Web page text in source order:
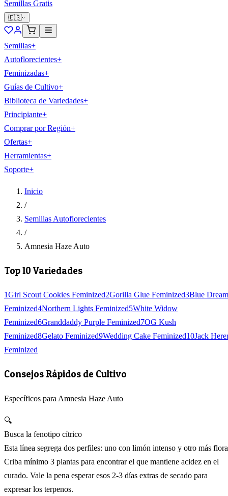
Semillas Gratis
🇪🇸
Semillas+
Autoflorecientes+
Feminizadas+
Guías de Cultivo+
Biblioteca de Variedades+
Principiante+
Comprar por Región+
Ofertas+
Herramientas+
Soporte+
Inicio
/
Semillas Autoflorecientes
/
Amnesia Haze Auto
Top 10 Variedades
1Girl Scout Cookies Feminized2Gorilla Glue Feminized3Blue Dream
Feminized4Northern Lights Feminized5White Widow
Feminized6Granddaddy Purple Feminized7OG Kush
Feminized8Gelato Feminized9Wedding Cake Feminized10Jack
Feminized
Consejos Rápidos de Cultivo
Específicos para Amnesia Haze Auto
🔍
Busca la fenotipo cítrico
Esta línea segrega dos perfiles: uno con limón intenso y otro más
Criba mínimo 3 plantas para encontrar el que mantiene acidez en el
curado. Vale la pena esperar esos 2-3 días extras de secado para
expresar los terpenos.